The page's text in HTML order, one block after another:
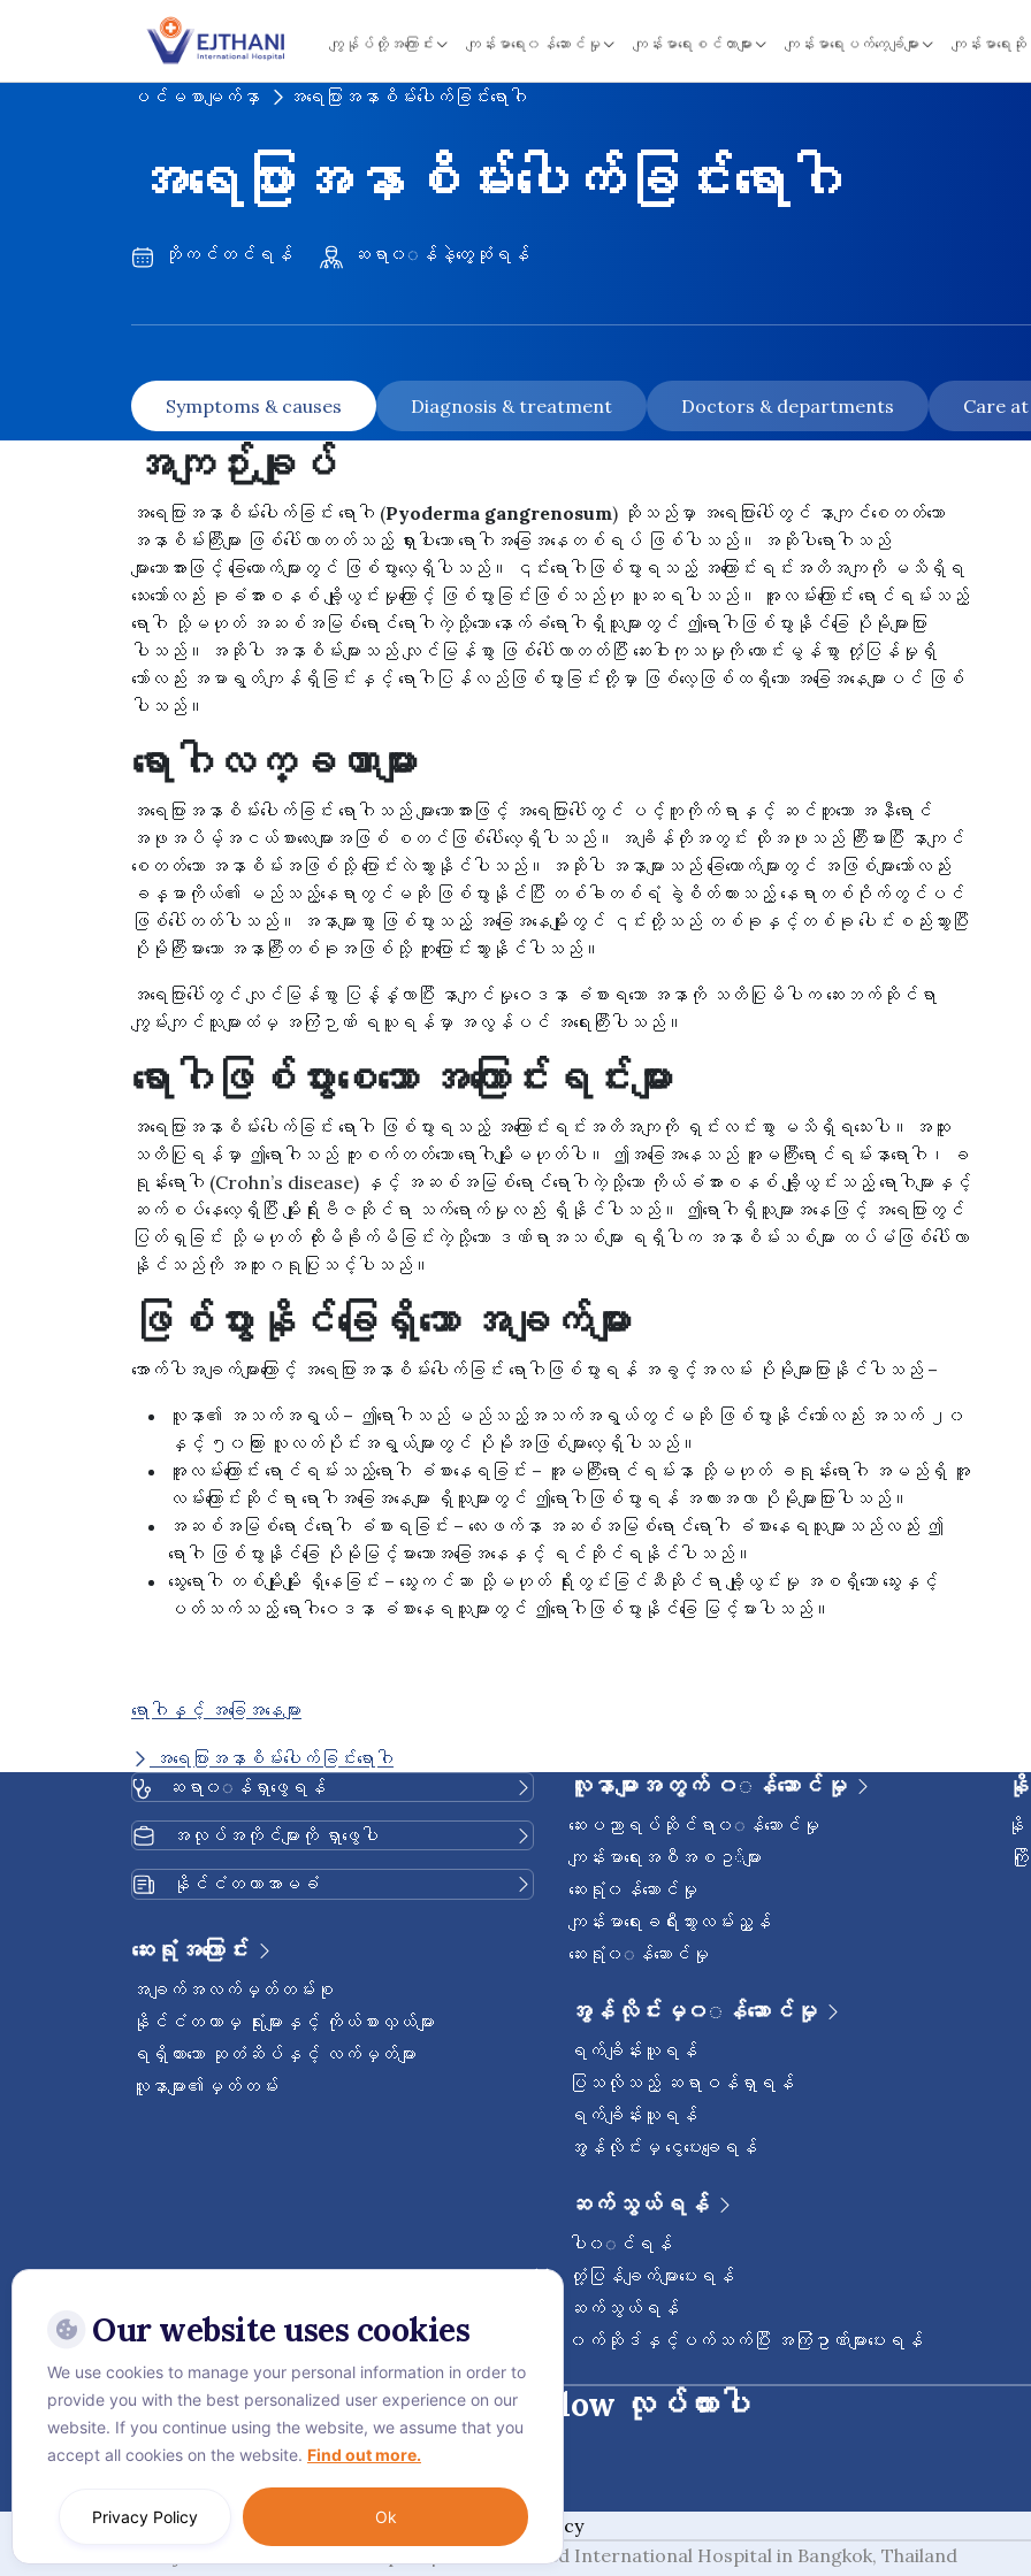
ကျွန်ုပ်တို့အကြောင်း ကျန်းမာရေး၀န်ဆောင်မှု ကျန်းမာရေးစင်တာများ ကျန်းမာရေးပက်ကေ့ချ်များ ကျန်းမာရေ
ပင်မစာမျက်နှာ အရေပြားအနာစိမ်းပေါက်ခြင်းရောဂါ
အရေပြားအနာစိမ်းပေါက်ခြင်းရောဂါ
ဘိုကင်တင်ရန် ဆရာ၀◌န်နဲ့တွေ့ဆုံရန်
Symptoms & causes Diagnosis & treatment Doctors & departments Care
အကျဉ်းချုပ်
အရေပြားအနာစိမ်းပေါက်ခြင်း ရောဂါ (Pyoderma gangrenosum) ဆိုသည်မှာ အရေပြားပေါ်တွင် နာကျင်စေတတ်သော
အနာစိမ်းကြီးများ ဖြစ်ပေါ်လာတတ်သည့် ရှားပါးသော ရောဂါအခြေအနေတစ်ရပ် ဖြစ်ပါသည်။ အဆိုပါရောဂါသည်
များသောအားဖြင့် ခြေထောက်များတွင် ဖြစ်ပွားလေ့ရှိပါသည်။ ၎င်းရောဂါဖြစ်ပွားရသည့် အကြောင်းရင်းအတိအကျကို မသိရှိရ
သေးသော်လည်း ခုခံအားစနစ် ချို့ယွင်းမှုကြောင့် ဖြစ်ပွားခြင်းဖြစ်သည်ဟု ယူဆရပါသည်။ အူလမ်းကြောင်း ရောင်ရမ်းသည့်
ရောဂါ သို့မဟုတ် အဆစ်အမြစ်ရောင်ရောဂါကဲ့သို့သော နောက်ခံရောဂါရှိသူများတွင် ဤရောဂါဖြစ်ပွားနိုင်ခြေ ပိုမိုများပြား
ပါသည်။ အဆိုပါ အနာစိမ်းများသည် လျင်မြန်စွာ ဖြစ်ပေါ်လာတတ်ပြီး ဆေးဝါးကုသမှုကို ကောင်းမွန်စွာ တုံ့ပြန်မှုရှိ
သော်လည်း အမာရွတ်ကျန်ရှိခြင်းနှင့် ရောဂါပြန်လည်ဖြစ်ပွားခြင်းတို့မှာ ဖြစ်လေ့ဖြစ်ထရှိသော အခြေအနေများပင် ဖြစ်
ပါသည်။
ရောဂါလက္ခဏာများ
အရေပြားအနာစိမ်းပေါက်ခြင်း ရောဂါသည် များသောအားဖြင့် အရေပြားပေါ်တွင် ပင့်ကူကိုက်ရာနှင့် ဆင်တူသော အနီရောင်
အဖုအပိမ့်အငယ်စားလေးများအဖြစ် စတင်ဖြစ်ပေါ်လေ့ရှိပါသည်။ အချိန်တိုအတွင်း ထိုအဖုသည် ကြီးမားပြီး နာကျင်
စေတတ်သော အနာစိမ်းအဖြစ်သို့ ပြောင်းလဲသွားနိုင်ပါသည်။ အဆိုပါ အနာများသည် ခြေထောက်များတွင် အဖြစ်များသော်လည်း
ခန္ဓာကိုယ်၏ မည်သည့်နေရာတွင်မဆို ဖြစ်ပွားနိုင်ပြီး တစ်ခါတစ်ရံ ခွဲစိတ်ထားသည့် နေရာတစ်ဝိုက်တွင်ပင်
ဖြစ်ပေါ်တတ်ပါသည်။ အနာများစွာ ဖြစ်ပွားသည့် အခြေအနေမျိုးတွင် ၎င်းတို့သည် တစ်ခုနှင့်တစ်ခု ပေါင်းစည်းသွားပြီး
ပိုမိုကြီးမားသော အနာကြီးတစ်ခုအဖြစ်သို့ ကူးပြောင်းသွားနိုင်ပါသည်။
အရေပြားပေါ်တွင် လျင်မြန်စွာ ပြန့်နှံ့လာပြီး နာကျင်မှုဝေဒနာ ခံစားရသော အနာကို သတိပြုမိပါက ဆေးဘက်ဆိုင်ရာ
ကျွမ်းကျင်သူများထံမှ အကြံဉာဏ် ရယူရန်မှာ အလွန်ပင် အရေးကြီးပါသည်။
ရောဂါဖြစ်ပွားစေသော အကြောင်းရင်းများ
အရေပြားအနာစိမ်းပေါက်ခြင်း ရောဂါ ဖြစ်ပွားရသည့် အကြောင်းရင်းအတိအကျကို ရှင်းလင်းစွာ မသိရှိရသေးပါ။ အထူး
သတိပြုရန်မှာ ဤရောဂါသည် ကူးစက်တတ်သော ရောဂါမျိုးမဟုတ်ပါ။ ဤအခြေအနေသည် အူမကြီးရောင်ရမ်းနာရောဂါ၊ ခ
ရုန်းရောဂါ (Crohn’s disease) နှင့် အဆစ်အမြစ်ရောင်ရောဂါကဲ့သို့သော ကိုယ်ခံအားစနစ် ချို့ယွင်းသည့် ရောဂါများနှင့်
ဆက်စပ်နေလေ့ရှိပြီး မျိုးရိုးဗီဇဆိုင်ရာ သက်ရောက်မှုလည်း ရှိနိုင်ပါသည်။ ဤရောဂါရှိသူများအနေဖြင့် အရေပြားတွင်
ပြတ်ရှခြင်း သို့မဟုတ် ထိုးမိခိုက်မိခြင်းကဲ့သို့သော ဒဏ်ရာအသစ်များ ရရှိပါက အနာစိမ်းသစ်များ ထပ်မံဖြစ်ပေါ်လာ
နိုင်သည်ကို အထူးဂရုပြုသင့်ပါသည်။
ဖြစ်ပွားနိုင်ခြေရှိသော အချက်များ
အောက်ပါအချက်များကြောင့် အရေပြားအနာစိမ်းပေါက်ခြင်း ရောဂါဖြစ်ပွားရန် အခွင့်အလမ်း ပိုမိုများပြားနိုင်ပါသည် –
လူနာ၏ အသက်အရွယ် – ဤရောဂါသည် မည်သည့်အသက်အရွယ်တွင်မဆို ဖြစ်ပွားနိုင်သော်လည်း အသက် ၂၀
နှင့် ၅၀ကြား လူလတ်ပိုင်းအရွယ်များတွင် ပိုမိုအဖြစ်များလေ့ရှိပါသည်။
အူလမ်းကြောင်း ရောင်ရမ်းသည့်ရောဂါ ခံစားနေရခြင်း – အူမကြီးရောင်ရမ်းနာ သို့မဟုတ် ခရုန်းရောဂါ အမည်ရှိ အူ
လမ်းကြောင်းဆိုင်ရာ ရောဂါအခြေအနေများ ရှိသူများတွင် ဤရောဂါဖြစ်ပွားရန် အလားအလာ ပိုမိုများပြားပါသည်။
အဆစ်အမြစ်ရောင်ရောဂါ ခံစားရခြင်း – လေးဖက်နာ အဆစ်အမြစ်ရောင်ရောဂါ ခံစားနေရသူများသည်လည်း ဤ
ရောဂါ ဖြစ်ပွားနိုင်ခြေ ပိုမိုမြင့်မားသောအခြေအနေနှင့် ရင်ဆိုင်ရနိုင်ပါသည်။
သွေးရောဂါ တစ်မျိုးမျိုး ရှိနေခြင်း – သွေးကင်ဆာ သို့မဟုတ် ရိုးတွင်းခြင်ဆီဆိုင်ရာ ချို့ယွင်းမှု အစရှိသော သွေးနှင့်
ပတ်သက်သည့် ရောဂါဝေဒနာ ခံစားနေရသူများတွင် ဤရောဂါဖြစ်ပွားနိုင်ခြေ မြင့်မားပါသည်။
ရောဂါနှင့် အခြေအနေများ
အရေပြားအနာစိမ်းပေါက်ခြင်းရောဂါ
ဆရာ၀◌န်ရှာဖွေရန်
အလုပ်အကိုင်များကို ရှာဖွေပါ
နိုင်ငံတကာအာမခံ
ဆေးရုံအကြောင်း
အချက်အလက်မှတ်တမ်းစု
နိုင်ငံတကာမှ ရုံးများနှင့် ကိုယ်စားလှယ်များ
ရရှိထားသော ဆုတံဆိပ်နှင့် လက်မှတ်များ
လူနာများ၏မှတ်တမ်း
လူနာများအတွက် ၀◌န်ဆောင်မှု
ဆေးပညာရပ်ဆိုင်ရာ၀◌န်ဆောင်မှု
ကျန်းမာရေးအစီအစဥ◌်များ
ဆေးရုံ၀န်ဆောင်မှု
ကျန်းမာရေးခရီးသွားလမ်းညွှန်
ဆေးရုံ၀◌န်ဆောင်မှု
အွန်လိုင်းမှ၀◌န်ဆောင်မှု
ရက်ချိန်းယူရန်
ပြသလိုသည့် ဆရာဝန်ရှာရန်
ရက်ချိန်းယူရန်
အွန်လိုင်းမှ ငွေပေးချေရန်
ဆက်သွယ်ရန်
ပါ၀◌င်ရန်
တုံ့ပြန်ချက်များပေးရန်
ဆက်သွယ်ရန်
၀က်ဆိုဒ်နှင့်ပက်သက်ပြီး အကြံဥာဏ်များပေးရန်
နို
ဝေ့ဌာနီနိုင်ငံတကာဆေးရုံကြီးကို follow လုပ်ထားပါ
အကြောင်းလုံခြုံရေးဆိုင်ရာ စည်းမျဥ်းစည်းကမ်းများ
Cookie Policy
© Vejthani International Hospital | JCI Accredited International Hospital in Bangkok, Thailand
Our website uses cookies
We use cookies to manage your personal information in order to
provide you with the best personalized user experience on our
website. If you continue using the website, we assume that you
accept all cookies on the website. Find out more.
Ok
Privacy Policy